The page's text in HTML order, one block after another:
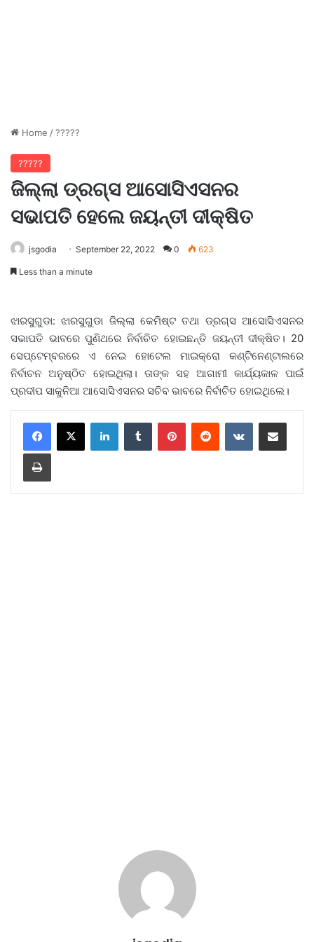
Home /?????
?????
ଜିଲ୍ଲା ଡ୍ରଗ୍ସ ଆସୋସିଏସନର
ସଭାପତି ହେଲେ ଜୟନ୍ତୀ ଦୀକ୍ଷିତ
jsgodia September 22, 2022 0 623
Less than a minute
ଝାରସୁଗୁଡା: ଝାରସୁଗୁଡା ଜିଲ୍ଲା କେମିଷ୍ଟ ତଥା ଡ୍ରଗ୍ସ ଆସୋସିଏସନର
ସଭାପତି ଭାବରେ ପୁଣିଥରେ ନିର୍ବାଚିତ ହୋଇଛନ୍ତି ଜୟନ୍ତୀ ଦୀକ୍ଷିତ। 20
ସେପ୍ଟେମ୍ବରରେ ଏ ନେଇ ହୋଟେଲ ମାଇକ୍ରୋ କଣ୍ଟିନେଣ୍ଟାଲରେ
ନିର୍ବାଚନ ଅନୁଷ୍ଠିତ ହୋଇଥିଲା। ତାଙ୍କ ସହ ଆଗାମୀ କାର୍ଯ୍ୟକାଳ ପାଇଁ
ପ୍ରଦୀପ ସାକୁନିଆ ଆସୋସିଏସନର ସଚିବ ଭାବରେ ନିର୍ବାଚିତ ହୋଇଥିଲେ।
LinkedInTumblr PinterestReddit VKontakteShare via Email
Print